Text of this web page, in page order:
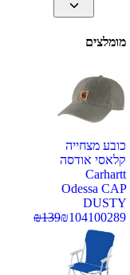
מומלצים
כובע מצחייה
קלאסי אודסה
Carhartt
Odessa CAP
DUSTY
100289
₪104
₪139